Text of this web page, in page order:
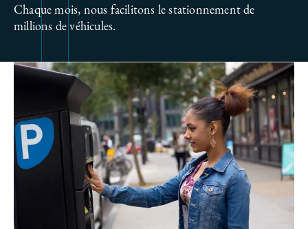
Chaque mois, nous facilitons le stationnement de
millions de véhicules.